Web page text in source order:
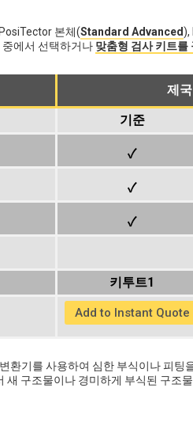
본체(Standard Advanced),
에서 선택하거나 맞춤형 검사 키트를
제
기준
✓
✓
✓
키투트1
Add to Instant Quote
환기를 사용하여 심한 부식이나 피팅
구조물이나 경미하게 부식된 구조